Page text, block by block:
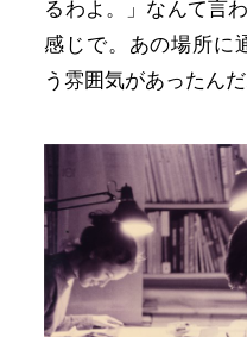
るわよ。」なんて言
感じで。あの場所に
う雰囲気があったんだ